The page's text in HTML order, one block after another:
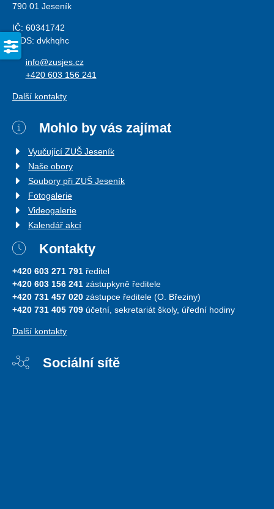
790 01 Jeseník
IČ: 60341742
ISDS: dvkhqhc
info@zusjes.cz
+420 603 156 241
Další kontakty
Mohlo by vás zajímat
Vyučující ZUŠ Jeseník
Naše obory
Soubory při ZUŠ Jeseník
Fotogalerie
Videogalerie
Kalendář akcí
Kontakty
+420 603 271 791 ředitel
+420 603 156 241 zástupkyně ředitele
+420 731 457 020 zástupce ředitele (O. Březiny)
+420 731 405 709 účetní, sekretariát školy, úřední hodiny
Další kontakty
Sociální sítě